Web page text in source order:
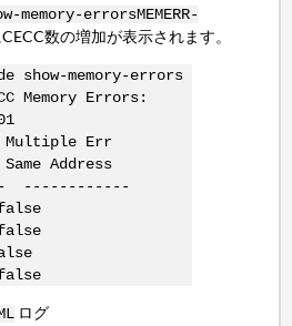
memory-errorsMEMERR-
数の増加が表示されます。
show-memory-errors
Memory Errors:
Multiple Err
Address
------------
ログ